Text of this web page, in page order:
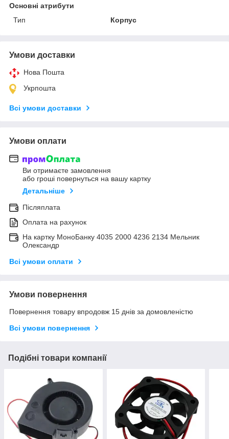
Основні атрибути
Тип
Корпус
Умови доставки
Нова Пошта
Укрпошта
Всі умови доставки
Умови оплати
Ви отримаєте замовлення
або гроші повернуться на вашу картку
Детальніше
Післяплата
Оплата на рахунок
На картку МоноБанку 4035 2000 4236 2134 Мельник
Олександр
Всі умови оплати
Умови повернення
Повернення товару впродовж 15 днів за домовленістю
Всі умови повернення
Подібні товари компанії